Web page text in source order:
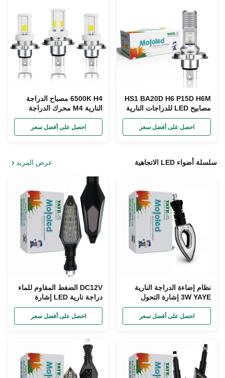
HS1 BA20D H6 P15D H6M
مصابيح LED للدراجات النارية
CSP Moto Led Headlight
احصل على أفضل سعر
6500K H4 مصباح الدراجة
النارية M4 محرك الدراجة
النارية محرك الدراجة النارية
احصل على أفضل سعر
سلسلة أضواء LED الاتجاهية عرض المزيد
نظام إضاءة الدراجة النارية
3W YAYE إشارة التحول
الضوء العمر 30000 ساعة
احصل على أفضل سعر
DC12V الضغط المقاوم للماء
دراجة نارية LED إشارة
التحول ضوء 2PCS داخل
120mm*30mm
احصل على أفضل سعر